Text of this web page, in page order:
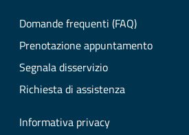
Domande frequenti (FAQ)
Prenotazione appuntamento
Segnala disservizio
Richiesta di assistenza
Informativa privacy